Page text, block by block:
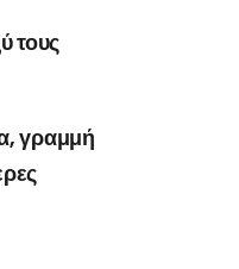
τους
γραμμή